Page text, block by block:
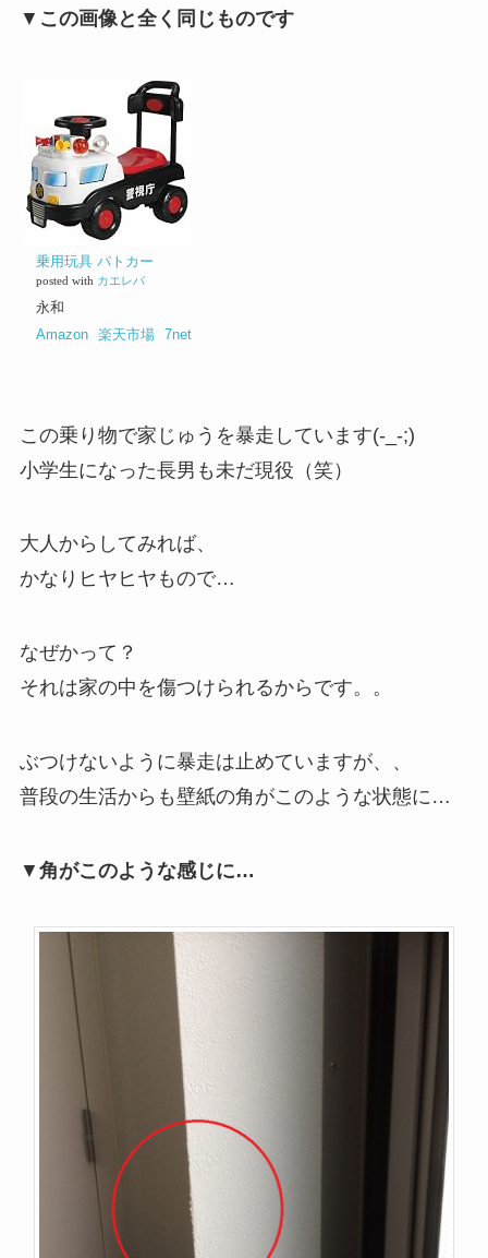
▼ この画像と全く同じものです
乗用玩具 パトカー
posted with カエレバ
永和
Amazon
楽天市場 7net
この乗り物で家じゅうを暴走しています(-_-;)
小学生になった長男も未だ現役（笑）
大人からしてみれば、
かなりヒヤヒヤもので…
なぜかって？
それは家の中を傷つけられるからです。。
ぶつけないように暴走は止めていますが、、
普段の生活からも壁紙の角がこのような状態に…
▼ 角がこのような感じに…